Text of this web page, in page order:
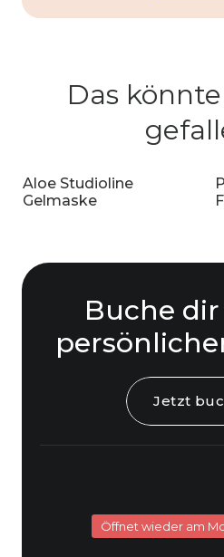
weichgezeichnet
Glättung des
Wirkstoffpflege
Als Make-Up
Allgemeine
für alle Hauttypen
Bio Aloe Vera, Bio
Rizinusöl,
Made in Germany
Das
Aloe Studioline
Gelmaske
Buche
Jetzt
Öffnet wieder am